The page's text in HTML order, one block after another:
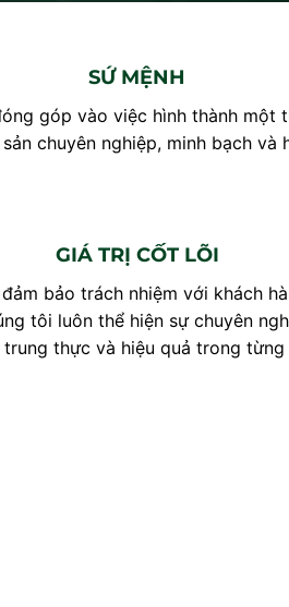
SỨ MỆNH
góp vào việc hình thành một
chuyên nghiệp, minh bạch và
GIÁ TRỊ CỐT LÕI
bảo trách nhiệm với khách
tôi luôn thể hiện sự chuyên
trung thực và hiệu quả trong